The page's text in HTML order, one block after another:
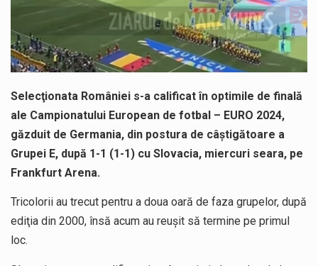
Pe scurt. Statuia lui PINTEA VITEAZU din fața Jandarmeriei Maramures a ajuns să fie zilele acestea mărul discordiei între administrații.…
Noile statii de călători, achizitionate la preț de garsonieră per bucată, dezamăgesc total cetățenii care folosesc mijloacele de transport în…
Selecţionata României s-a calificat în optimile de finală
ale Campionatului European de fotbal – EURO 2024,
găzduit de Germania, din postura de câştigătoare a
Grupei E, după 1-1 (1-1) cu Slovacia, miercuri seara, pe
Frankfurt Arena.
Tricolorii au trecut pentru a doua oară de faza grupelor, după
ediţia din 2000, însă acum au reuşit să termine pe primul
loc.